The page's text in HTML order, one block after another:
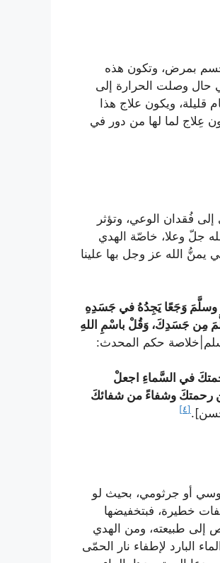
بمرض، وتكون هذه
حال وصلت الحرارة إلى
أيام قليلة، ويكون علاج هذا
عِلاج لما لها من دور في
فُقدان الوعي، وتؤثر
جلّ وعلا، خاصّة الهدي
يمنُّ الله عز وجل بها علينا
وسلَّمَ وَجَعًا يَجِدُهُ في جَسَدِهِ
مِن جَسَدِكَ، وَقُلْ باسْمِ اللهِ
حكم المحدث:
في السَّماءِ اجعلْ
رحمتكَ وشفاءً من شفائكَ
[٤]
أو جرثومي، بحيث لو
خطيرة، فبتخفيضها
إلى طبيعته، ومن الهدي
البارد لإطفاء نار الحمّى